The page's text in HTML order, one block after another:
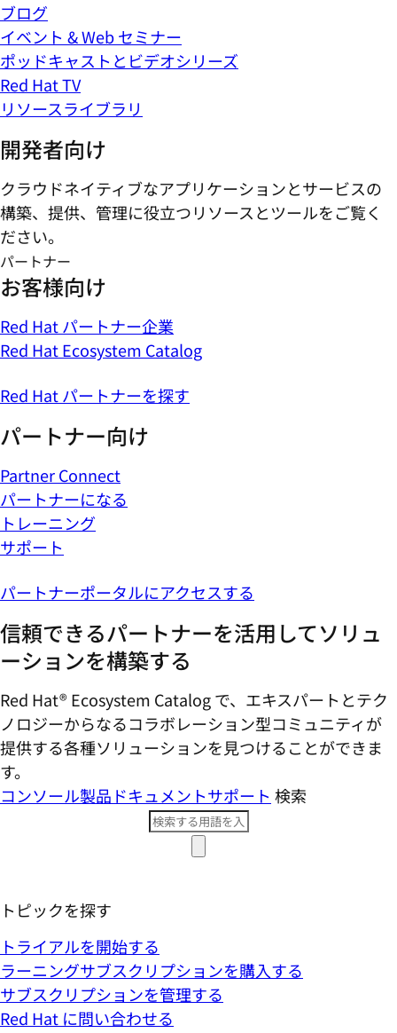
ブログ
イベント & Web セミナー
ポッドキャストとビデオシリーズ
Red Hat TV
リソースライブラリ
開発者向け
クラウドネイティブなアプリケーションとサービスの
構築、提供、管理に役立つリソースとツールをご覧く
ださい。
パートナー
お客様向け
Red Hat パートナー企業
Red Hat Ecosystem Catalog
Red Hat パートナーを探す
パートナー向け
Partner Connect
パートナーになる
トレーニング
サポート
パートナーポータルにアクセスする
信頼できるパートナーを活用してソリュ
ーションを構築する
Red Hat® Ecosystem Catalog で、エキスパートとテク
ノロジーからなるコラボレーション型コミ​ュニティが
提供する各種ソリューションを見つけることができま
す。
コンソール製品ドキュメントサポート 検索
トピックを探す
トライアルを開始する
ラーニングサブスクリプションを購入する
サブスクリプションを管理する
Red Hat に問い合わせる